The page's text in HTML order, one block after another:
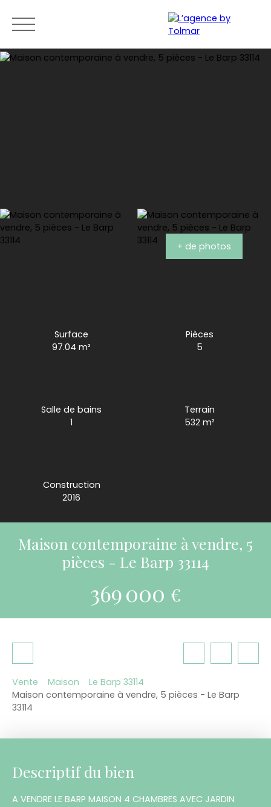
+ de photos
Surface
97.04m²
Pièces
5
Salle de bains
1
Terrain
532 m²
Construction
2016
Maison contemporaine à vendre, 5
pièces - Le Barp 33114
369 000 €
Vente Maison
Le Barp 33114
Maison contemporaine à vendre, 5 pièces - Le Barp
33114
Descriptif du bien
A VENDRE LE BARP MAISON 4 CHAMBRES AVEC JARDIN